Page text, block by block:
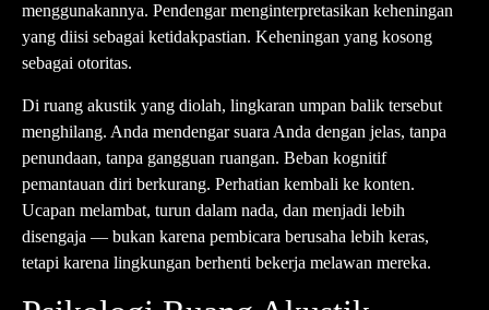
menggunakannya. Pendengar menginterpretasikan keheningan
yang diisi sebagai ketidakpastian. Keheningan yang kosong
sebagai otoritas.
Di ruang akustik yang diolah, lingkaran umpan balik tersebut
menghilang. Anda mendengar suara Anda dengan jelas, tanpa
penundaan, tanpa gangguan ruangan. Beban kognitif
pemantauan diri berkurang. Perhatian kembali ke konten.
Ucapan melambat, turun dalam nada, dan menjadi lebih
disengaja — bukan karena pembicara berusaha lebih keras,
tetapi karena lingkungan berhenti bekerja melawan mereka.